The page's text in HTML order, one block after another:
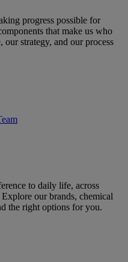
progress possible for
that make us who
strategy, and our process
to daily life, across
our brands, chemical
the right options for you.